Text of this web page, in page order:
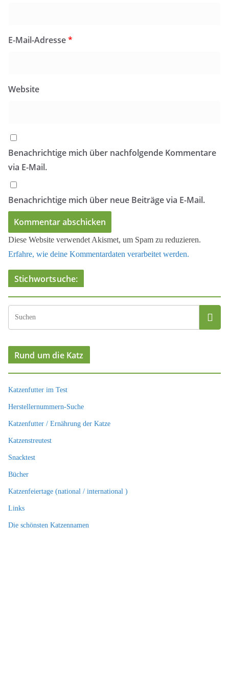
E-Mail-Adresse*
Website
Benachrichtige mich über nachfolgende Kommentare
via E-Mail.
Benachrichtige mich über neue Beiträge via E-Mail.
Diese Website verwendet Akismet, um Spam zu reduzieren.
Erfahre, wie deine Kommentardaten verarbeitet werden.
Stichwortsuche:
Rund um die Katz
Katzenfutter im Test
Herstellernummern-Suche
Katzenfutter / Ernährung der Katze
Katzenstreutest
Snacktest
Bücher
Katzenfeiertage (national / international )
Links
Die schönsten Katzennamen